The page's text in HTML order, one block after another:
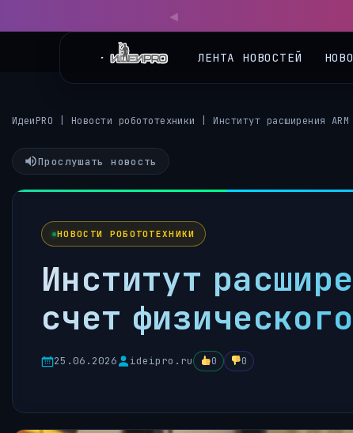
ИдеиPRO Новости робототехники Институт расширения
Прослушать новость
НОВОСТИ РОБОТОТЕХНИКИ
Институт
счет
25.06.2026 ideipro.ru 0 0